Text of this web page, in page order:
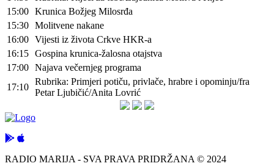
15:00 Krunica Božjeg Milosrđa
15:30 Molitvene nakane
16:00 Vijesti iz života Crkve HKR-a
16:15 Gospina krunica-žalosna otajstva
17:00 Najava večernjeg programa
17:10
Rubrika: Primjeri potiču, privlače, hrabre i opominju/fra
Petar Ljubičić/Anita Lovrić
RADIO MARIJA - SVA PRAVA PRIDRŽANA © 2024